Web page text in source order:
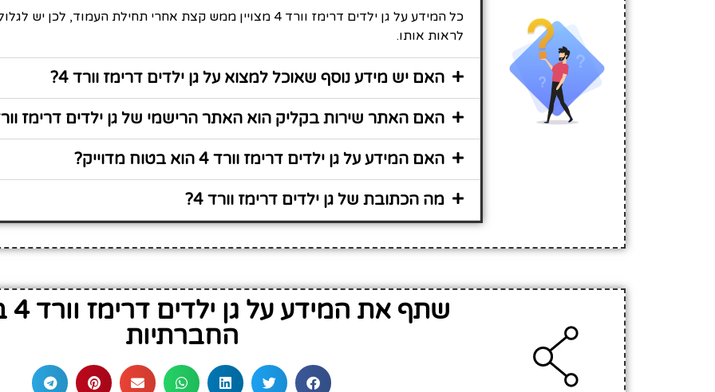
כל המידע על גן ילדים דרימז וורד 4 מצויין ממש קצת אחרי תחילת העמוד, לכן
לראות אותו.
האם יש מידע נוסף שאוכל למצוא על גן ילדים דרימז וורד 4?
האם האתר שירות בקליק הוא האתר הרישמי של גן ילדים דרימז וורד
האם המידע על גן ילדים דרימז וורד 4 הוא בטוח מדוייק?
מה הכתובת של גן ילדים דרימז וורד 4?
החברתיות